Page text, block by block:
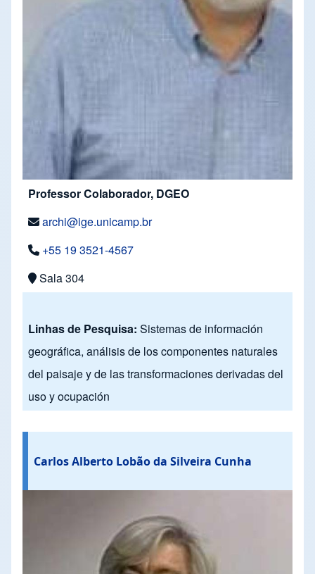
Professor Colaborador, DGEO
archi@ige.unicamp.br
+55 19 3521-4567
Sala 304
Linhas de Pesquisa: Sistemas de información
geográfica, análisis de los componentes naturales
del paisaje y de las transformaciones derivadas del
uso y ocupación
Carlos Alberto Lobão da Silveira Cunha